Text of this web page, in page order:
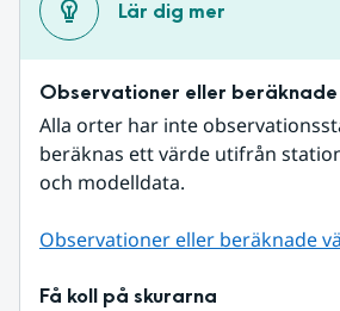
Lär dig mer
Observationer eller
Alla orter har inte
beräknas ett värde utifrån
och modelldata.
Observationer eller beräknade
Få koll på skurarna